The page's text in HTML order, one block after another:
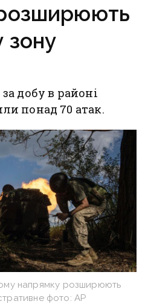
зону
добу в районі
понад 70 атак.
напрямку розширюють
фото: АР